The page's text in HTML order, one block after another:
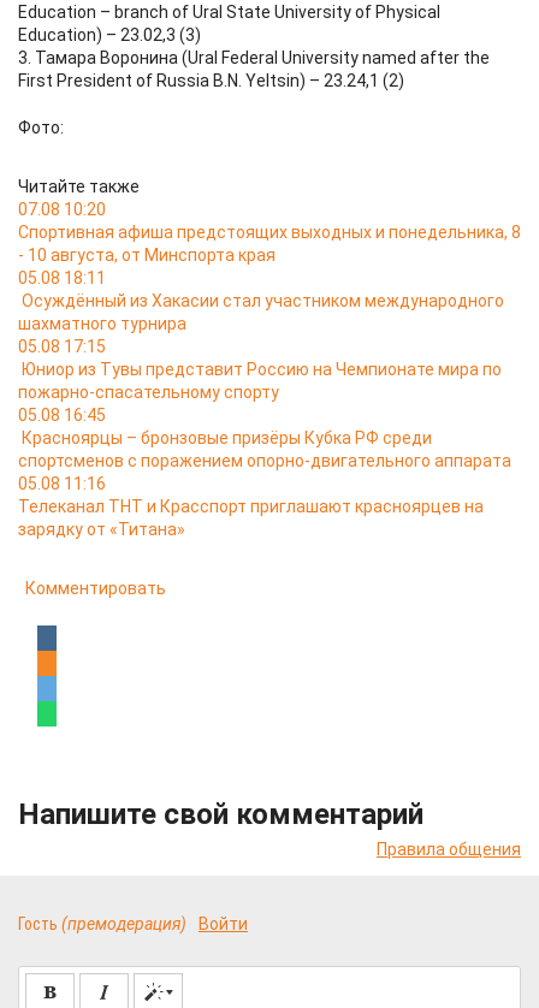
Education – branch of Ural State University of Physical
Education) – 23.02,3 (3)
3. Тамара Воронина (Ural Federal University named after the
First President of Russia B.N. Yeltsin) – 23.24,1 (2)
Фото:
Читайте также
07.08 10:20
Спортивная афиша предстоящих выходных и понедельника, 8
- 10 августа, от Минспорта края
05.08 18:11
Осуждённый из Хакасии стал участником международного
шахматного турнира
05.08 17:15
Юниор из Тувы представит Россию на Чемпионате мира по
пожарно-спасательному спорту
05.08 16:45
Красноярцы – бронзовые призёры Кубка РФ среди
спортсменов с поражением опорно-двигательного аппарата
05.08 11:16
Телеканал ТНТ и Красспорт приглашают красноярцев на
зарядку от «Титана»
Комментировать
Напишите свой комментарий
Правила общения
Гость (премодерация) Войти